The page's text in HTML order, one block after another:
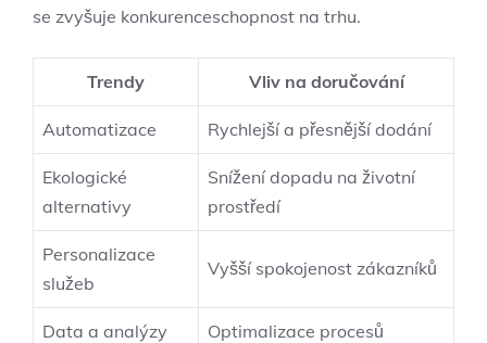
se zvyšuje konkurenceschopnost na trhu.
Trendy Vliv na doručování
Automatizace Rychlejší a přesnější dodání
Ekologické
alternativy
Snížení dopadu na životní
prostředí
Personalizace
služeb
Vyšší spokojenost zákazníků
Data a analýzy Optimalizace procesů